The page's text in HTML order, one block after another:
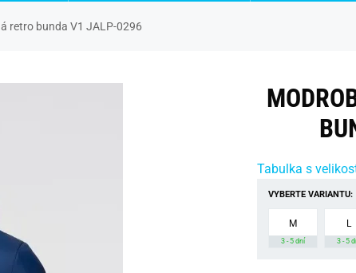
retro bunda V1 JALP-0296
Tabulka s
VYBERTE VARIANTU:
M
3 - 5 dní
L
3 - 5